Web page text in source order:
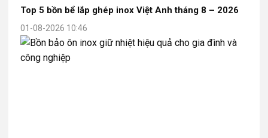
Top 5 bồn bể lắp ghép inox Việt Anh tháng 8 – 2026
01-08-2026 10:46